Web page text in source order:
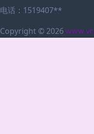
电话：1519407**
Copyright © 2026